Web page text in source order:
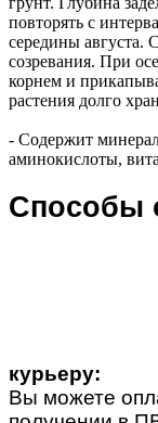
повторять с
середины августа.
созревания. При
корнем и
растения долго
- Содержит
аминокислоты,
Способы
курьеру:
Вы можете